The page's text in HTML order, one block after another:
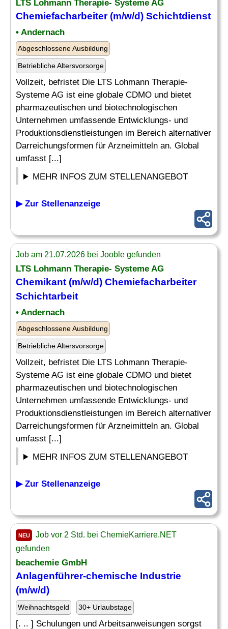
LTS Lohmann Therapie- Systeme AG
Chemiefacharbeiter(m/w/d) Schichtdienst
• Andernach
Abgeschlossene Ausbildung
Betriebliche Altersvorsorge
Vollzeit, befristet Die LTS Lohmann Therapie-
Systeme AG ist eine globale CDMO und bietet
pharmazeutischen und biotechnologischen
Unternehmen umfassende Entwicklungs- und
Produktionsdienstleistungen im Bereich alternativer
Darreichungsformen für Arzneimitteln an. Global
umfasst [...]
MEHR INFOS ZUM STELLENANGEBOT
▶ Zur Stellenanzeige
Job am 21.07.2026 bei Jooble gefunden
LTS Lohmann Therapie- Systeme AG
Chemikant (m/w/d) Chemiefacharbeiter
Schichtarbeit
• Andernach
Abgeschlossene Ausbildung
Betriebliche Altersvorsorge
Vollzeit, befristet Die LTS Lohmann Therapie-
Systeme AG ist eine globale CDMO und bietet
pharmazeutischen und biotechnologischen
Unternehmen umfassende Entwicklungs- und
Produktionsdienstleistungen im Bereich alternativer
Darreichungsformen für Arzneimitteln an. Global
umfasst [...]
MEHR INFOS ZUM STELLENANGEBOT
▶ Zur Stellenanzeige
NEU
Job vor 2 Std. bei ChemieKarriere.NET
gefunden
beachemie GmbH
Anlagenführer-chemische Industrie
(m/w/d)
Weihnachtsgeld 30+ Urlaubstage
[. .. ] Schulungen und Arbeitsanweisungen sorgst